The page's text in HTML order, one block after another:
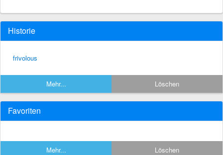
Historie
frivolous
Mehr... Löschen
Favoriten
Mehr... Löschen